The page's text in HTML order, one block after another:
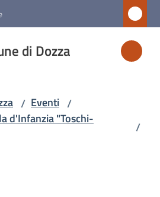
di Dozza
/ Eventi /
d'Infanzia "Toschi-
/